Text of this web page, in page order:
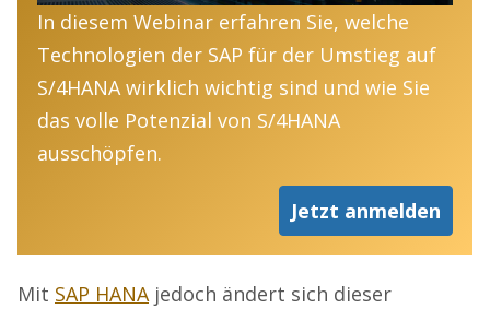
In diesem Webinar erfahren Sie, welche
Technologien der SAP für der Umstieg auf
S/4HANA wirklich wichtig sind und wie Sie
das volle Potenzial von S/4HANA
ausschöpfen.
Jetzt anmelden
Mit SAP HANAjedoch ändert sich dieser